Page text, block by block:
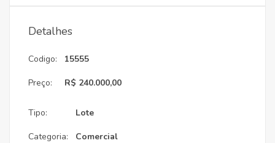
Detalhes
Codigo:
Preço:
15555
R$ 240.000,00
Tipo:
Categoria:
Lote
Comercial